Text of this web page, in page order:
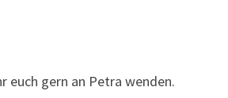
euch gern an Petra wenden.